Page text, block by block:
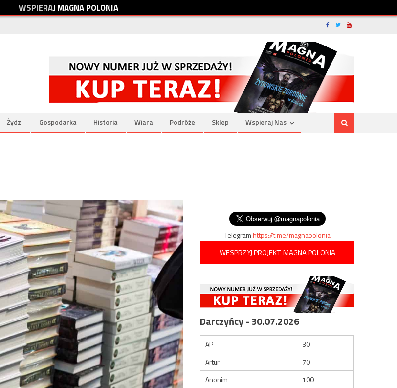
WSPIERAJMAGNAPOLONIA
Żydzi Gospodarka Historia Wiara Podróże Sklep Wspieraj Nas
Telegramhttps://t.me/magnapolonia
WESPRZYJ PROJEKT MAGNA POLONIA
Darczyńcy - 30.07.2026
AP
30
Artur
70
Anonim
100